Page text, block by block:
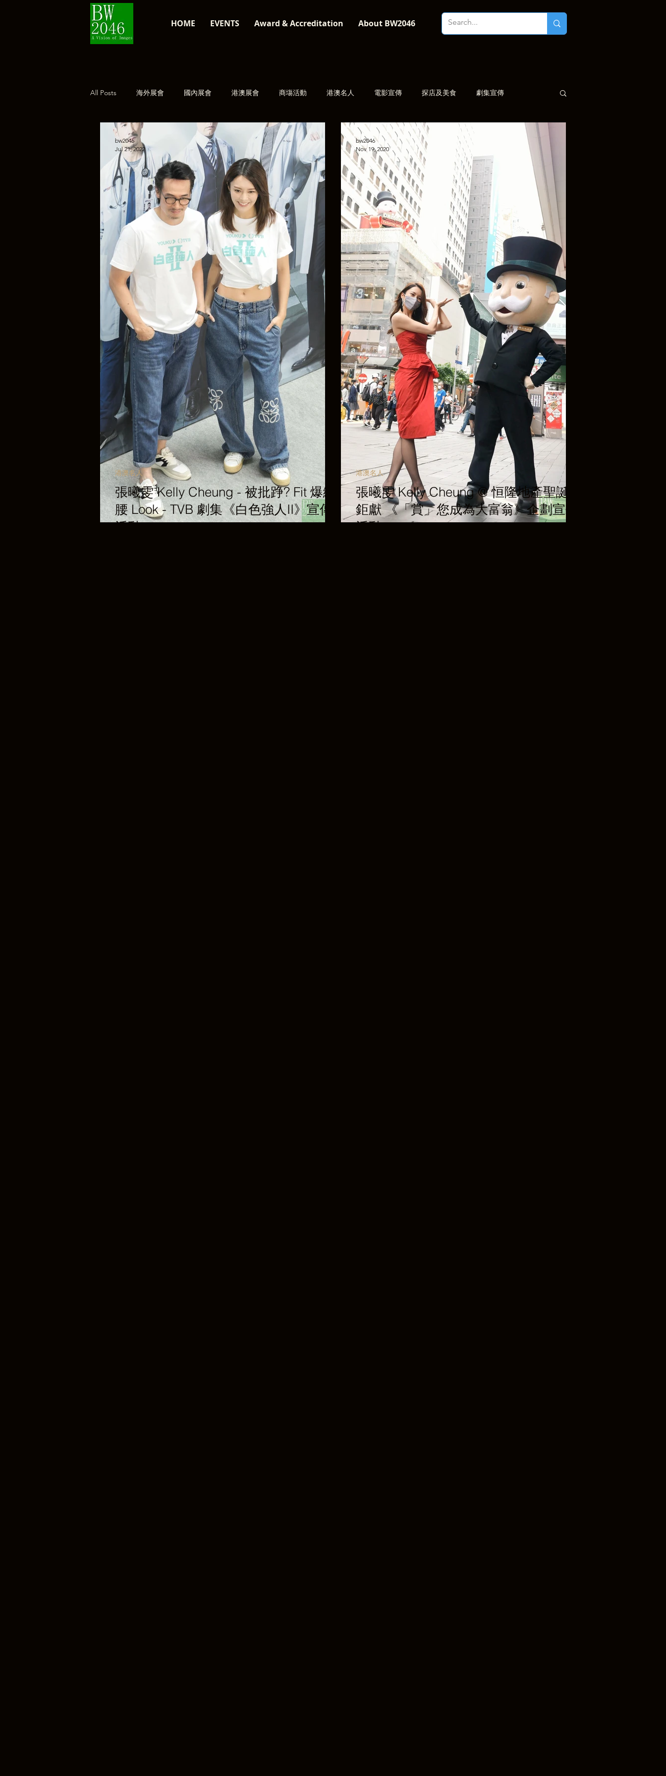
HOME EVENTS Award & Accreditation About BW2046
All Posts 海外展會 國內展會 港澳展會 商塲活動 港澳名人 電影宣傳 探店及美食 劇集宣傳
經典復刻
張曦雯 Kelly Cheung - 被批踭? Fit 爆纖
腰 Look - TVB 劇集《白色強人II》宣傳
活動
港澳名人
bw2046
Jul 21, 2022
張曦雯 Kelly Cheung @ 恒隆地產聖誕
鉅獻 《「賞」您成為大富翁》企劃宣傳
活動
港澳名人
bw2046
Nov 19, 2020